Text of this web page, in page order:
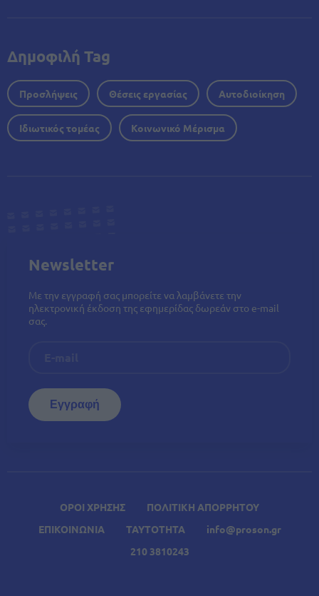
ΟΡΟΙ ΧΡΗΣΗΣ
ΠΟΛΙΤΙΚΗ ΑΠΟΡΡΗΤΟΥ
ΕΠΙΚΟΙΝΩΝΙΑ
ΤΑΥΤΟΤΗΤΑ
info@proson.gr
210 3810243
Δημοφιλή Tag
Προσλήψεις Θέσεις εργασίας Αυτοδιοίκηση
Ιδιωτικός τομέας Κοινωνικό Μέρισμα
Newsletter
Με την εγγραφή σας μπορείτε να λαμβάνετε την
ηλεκτρονική έκδοση της εφημερίδας δωρεάν στο e-mail
σας.